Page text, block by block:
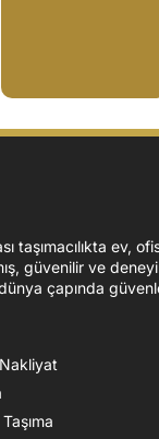
taşımacılıkta ev,
güvenilir ve
dünya çapında